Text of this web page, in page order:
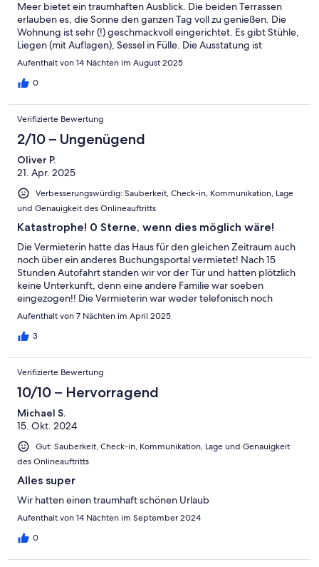
Meer bietet ein traumhaften Ausblick. Die beiden Terrassen
erlauben es, die Sonne den ganzen Tag voll zu genießen. Die
Wohnung ist sehr (!) geschmackvoll eingerichtet. Es gibt Stühle,
Liegen (mit Auflagen), Sessel in Fülle. Die Ausstatung ist
großzügig. In der Küche sind alle Geräte da und funktionieren.
Wir hatten einen wunderbaren Aufenthalt! Vielen Dank!
Aufenthalt von 14 Nächten im August 2025
0
Verifizierte Bewertung
2/10 – Ungenügend
Oliver P.
21. Apr. 2025
Verbesserungswürdig: Sauberkeit, Check-in, Kommunikation, Lage
und Genauigkeit des Onlineauftritts
Katastrophe! 0 Sterne, wenn dies möglich wäre!
Die Vermieterin hatte das Haus für den gleichen Zeitraum auch
noch über ein anderes Buchungsportal vermietet! Nach 15
Stunden Autofahrt standen wir vor der Tür und hatten plötzlich
keine Unterkunft, denn eine andere Familie war soeben
eingezogen!! Die Vermieterin war weder telefonisch noch
irgendwie sonst zu erreichen und bis heute haben wir von ihr
keine Erklärung oder Entschuldigung für diese Katastrophe
erhalten! Um 17 Uhr mussten wir dann eine Unterkunft für uns,
all unseren Reisen noch nie erlebt!
Aufenthalt von 7 Nächten im April 2025
3
Verifizierte Bewertung
10/10 – Hervorragend
Michael S.
15. Okt. 2024
Gut: Sauberkeit, Check-in, Kommunikation, Lage und Genauigkeit
des Onlineauftritts
Alles super
Wir hatten einen traumhaft schönen Urlaub
Aufenthalt von 14 Nächten im September 2024
0